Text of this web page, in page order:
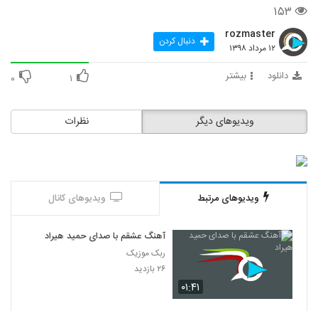
۱۵۳
rozmaster
۱۲ مرداد ۱۳۹۸ دنبال کردن
دانلود بیشتر ۱ ۰
نظرات ویدیوهای دیگر
ویدیوهای مرتبط ویدیوهای کانال
۰۱:۴۱
آهنگ عشقم با صدای حمید هیراد
ربک موزیک
۲۶ بازدید